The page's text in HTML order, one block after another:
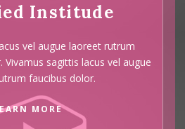
Institude
vel augue laoreet rutrum
sagittis lacus vel augue
faucibus dolor.
MORE